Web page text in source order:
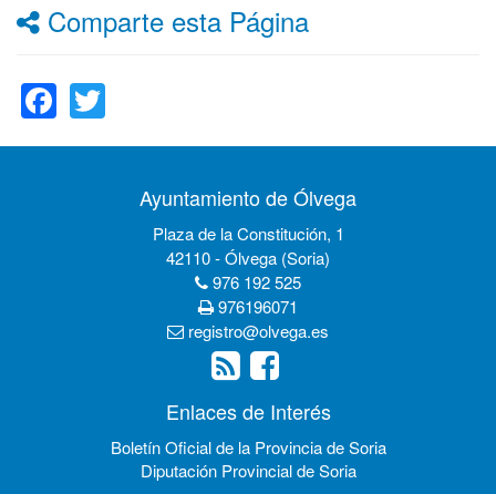
Comparte esta Página
Facebook
Ayuntamiento de Ólvega
Plaza de la Constitución, 1
42110 - Ólvega (Soria)
976 192 525
976196071
registro@olvega.es
Enlaces de Interés
Boletín Oficial de la Provincia de Soria
Diputación Provincial de Soria